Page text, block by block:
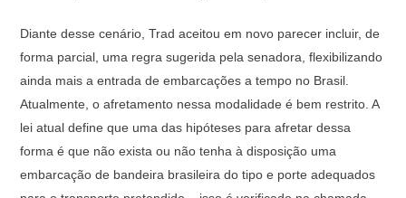
Diante desse cenário, Trad aceitou em novo parecer incluir, de
forma parcial, uma regra sugerida pela senadora, flexibilizando
ainda mais a entrada de embarcações a tempo no Brasil.
Atualmente, o afretamento nessa modalidade é bem restrito. A
lei atual define que uma das hipóteses para afretar dessa
forma é que não exista ou não tenha à disposição uma
embarcação de bandeira brasileira do tipo e porte adequados